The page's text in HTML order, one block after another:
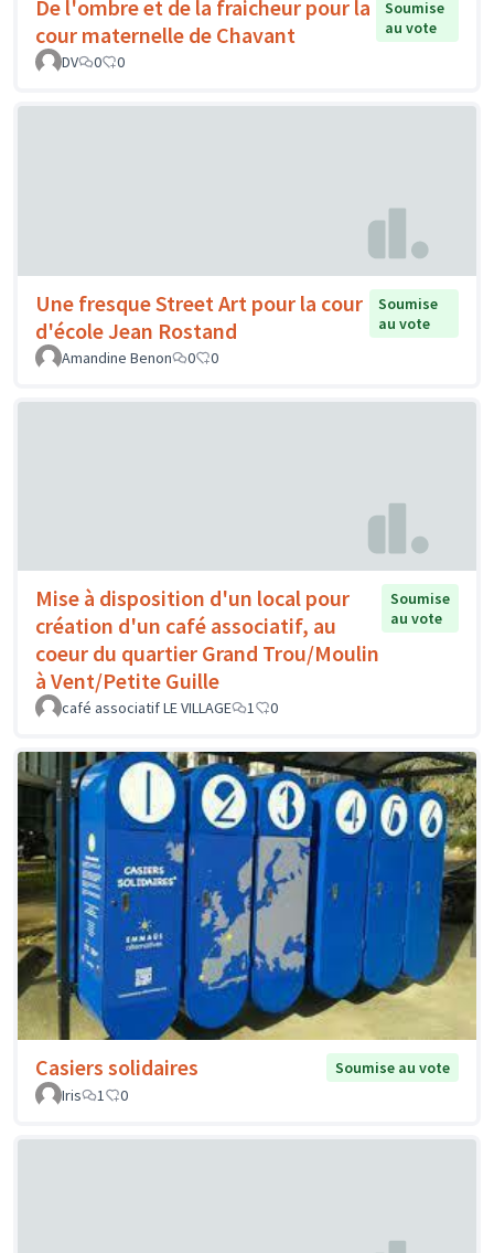
De l'ombre et de la fraicheur pour la
cour maternelle de Chavant
Soumise
au vote
DV
0 0
Une fresque Street Art pour la cour
d'école Jean Rostand
Soumise
au vote
Amandine Benon
0 0
Mise à disposition d'un local pour
création d'un café associatif, au
coeur du quartier Grand Trou/Moulin
à Vent/Petite Guille
Soumise
au vote
café associatif LE VILLAGE 1 0
Casiers solidaires
Soumise au vote
Iris
1 0